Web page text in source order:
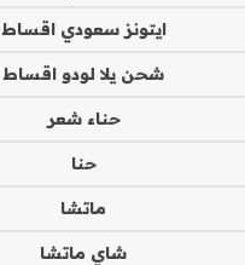
ايتونز سعودي اقساط
شحن يلا لودو اقساط
حناء شعر
حنا
ماتشا
شاي ماتشا